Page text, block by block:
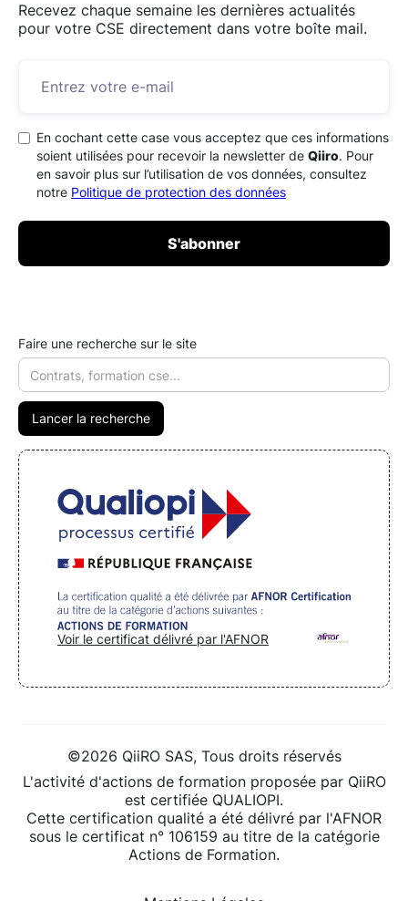
Recevez chaque semaine les dernières actualités
pour votre CSE directement dans votre boîte mail.
En cochant cette case vous acceptez que ces informations
soient utilisées pour recevoir la newsletter de Qiiro. Pour
en savoir plus sur l’utilisation de vos données, consultez
notre Politique de protection des données
Faire une recherche sur le site
Voir le certificat délivré par l'AFNOR
©2026 QiiRO SAS, Tous droits réservés
L'activité d'actions de formation proposée par QiiRO
est certifiée QUALIOPI.
Cette certification qualité a été délivré par l'AFNOR
sous le certificat n° 106159 au titre de la catégorie
Actions de Formation.